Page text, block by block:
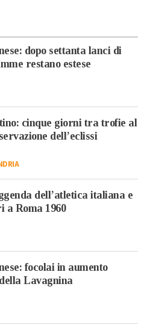
dopo settanta lanci di
restano estese
cinque giorni tra trofie al
dell’eclissi
dell’atletica italiana e
a Roma 1960
focolai in aumento
Lavagnina